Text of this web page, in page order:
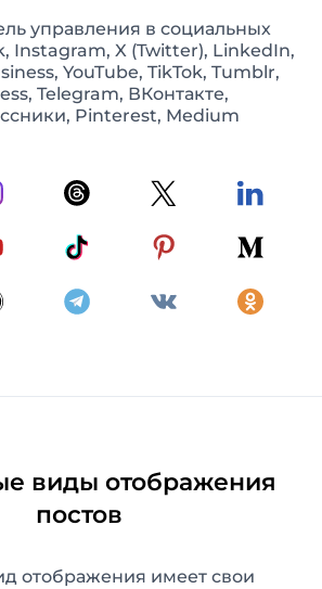
видеопосты в Instagram
автоматически публикуйте
и видеопосты в Instagram
аналитика социальных сетей
управления в социальных
Instagram, X (Twitter), LinkedIn,
YouTube, TikTok, Tumblr,
Telegram, ВКонтакте,
Pinterest, Medium
виды отображения
постов
отображения имеет свои